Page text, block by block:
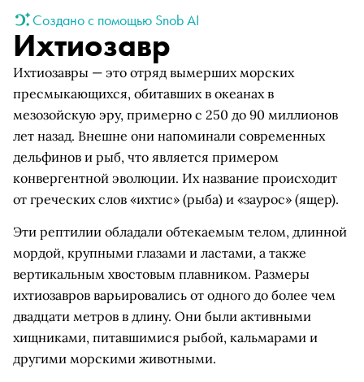
Создано с помощью Snob AI
Ихтиозавр
Ихтиозавры — это отряд вымерших морских
пресмыкающихся, обитавших в океанах в
мезозойскую эру, примерно с 250 до 90 миллионов
лет назад. Внешне они напоминали современных
дельфинов и рыб, что является примером
конвергентной эволюции. Их название происходит
от греческих слов «ихтис» (рыба) и «заурос» (ящер).
Эти рептилии обладали обтекаемым телом, длинной
мордой, крупными глазами и ластами, а также
вертикальным хвостовым плавником. Размеры
ихтиозавров варьировались от одного до более чем
двадцати метров в длину. Они были активными
хищниками, питавшимися рыбой, кальмарами и
другими морскими животными.